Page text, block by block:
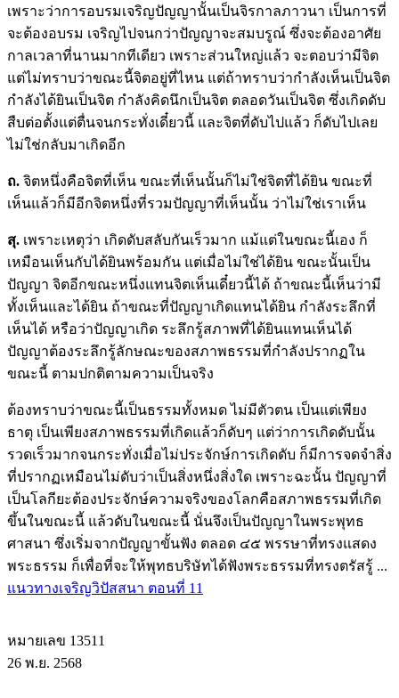
เพราะว่าการอบรมเจริญปัญญานั้นเป็นจิรกาลภาวนา เป็นการที่
จะต้องอบรม เจริญไปจนกว่าปัญญาจะสมบรูณ์ ซึ่งจะต้องอาศัย
กาลเวลาที่นานมากทีเดียว เพราะส่วนใหญ่แล้ว จะตอบว่ามีจิต
แต่ไม่ทราบว่าขณะนี้จิตอยู่ที่ไหน แต่ถ้าทราบว่ากำลังเห็นเป็นจิต
กำลังได้ยินเป็นจิต กำลังคิดนึกเป็นจิต ตลอดวันเป็นจิต ซึ่งเกิดดับ
สืบต่อตั้งแต่ตื่นจนกระทั่งเดี๋ยวนี้ และจิตที่ดับไปแล้ว ก็ดับไปเลย
ไม่ใช่กลับมาเกิดอีก
ถ. จิตหนึ่งคือจิตที่เห็น ขณะที่เห็นนั้นก็ไม่ใช่จิตที่ได้ยิน ขณะที่
เห็นแล้วก็มีอีกจิตหนึ่งที่รวมปัญญาที่เห็นนั้น ว่าไม่ใช่เราเห็น
สุ. เพราะเหตุว่า เกิดดับสลับกันเร็วมาก แม้แต่ในขณะนี้เอง ก็
เหมือนเห็นกับได้ยินพร้อมกัน แต่เมื่อไม่ใช่ได้ยิน ขณะนั้นเป็น
ปัญญา จิตอีกขณะหนึ่งแทนจิตเห็นเดี๋ยวนี้ได้ ถ้าขณะนี้เห็นว่ามี
ทั้งเห็นและได้ยิน ถ้าขณะที่ปัญญาเกิดแทนได้ยิน กำลังระลึกที่
เห็นได้ หรือว่าปัญญาเกิด ระลึกรู้สภาพที่ได้ยินแทนเห็นได้
ปัญญาต้องระลึกรู้ลักษณะของสภาพธรรมที่กำลังปรากฏใน
ขณะนี้ ตามปกติตามความเป็นจริง
ต้องทราบว่าขณะนี้เป็นธรรมทั้งหมด ไม่มีตัวตน เป็นแต่เพียง
ธาตุ เป็นเพียงสภาพธรรมที่เกิดแล้วก็ดับๆ แต่ว่าการเกิดดับนั้น
รวดเร็วมากจนกระทั่งเมื่อไม่ประจักษ์การเกิดดับ ก็มีการจดจำสิ่ง
ที่ปรากฏเหมือนไม่ดับว่าเป็นสิ่งหนึ่งสิ่งใด เพราะฉะนั้น ปัญญาที่
เป็นโลกียะต้องประจักษ์ความจริงของโลกคือสภาพธรรมที่เกิด
ขึ้นในขณะนี้ แล้วดับในขณะนี้ นั่นจึงเป็นปัญญาในพระพุทธ
ศาสนา ซึ่งเริ่มจากปัญญาขั้นฟัง ตลอด ๔๕ พรรษาที่ทรงแสดง
พระธรรม ก็เพื่อที่จะให้พุทธบริษัทได้ฟังพระธรรมที่ทรงตรัสรู้ ...
แนวทางเจริญวิปัสสนา ตอนที่ 11
หมายเลข 13511
26 พ.ย. 2568